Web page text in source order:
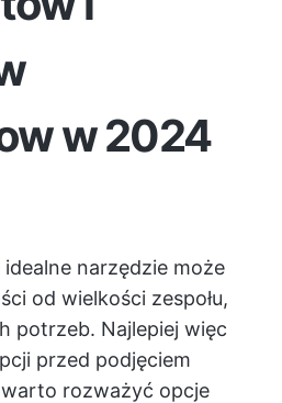
w 2024
narzędzie może
od wielkości zespołu,
potrzeb. Najlepiej więc
przed podjęciem
rozważyć opcje